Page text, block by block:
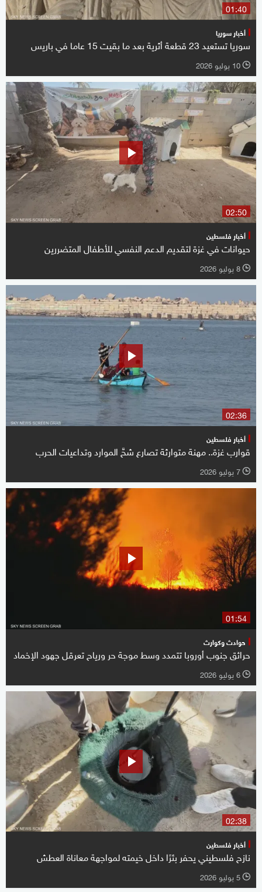
01:40
أخبار سوريا
سوريا تستعيد 23 قطعة أثرية بعد ما بقيت 15 عاما في باريس
l 10 يوليو 2026
02:50
أخبار فلسطين
حيوانات في غزة لتقديم الدعم النفسي للأطفال المتضررين
l 8 يوليو 2026
02:36
أخبار فلسطين
قوارب غزة.. مهنة متوارثة تصارع شحَّ الموارد وتداعيات الحرب
l 7 يوليو 2026
01:54
حوادث وكوارث
حرائق جنوب أوروبا تتمدد وسط موجة حر ورياح تعرقل جهود الإخماد
l 6 يوليو 2026
02:38
أخبار فلسطين
نازح فلسطيني يحفر بئرًا داخل خيمته لمواجهة معاناة العطش
l 5 يوليو 2026